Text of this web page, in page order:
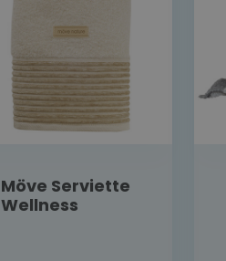
Möve Serviette
Wellness